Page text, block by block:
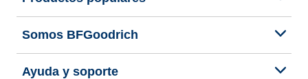
Somos BFGoodrich
Ayuda y soporte